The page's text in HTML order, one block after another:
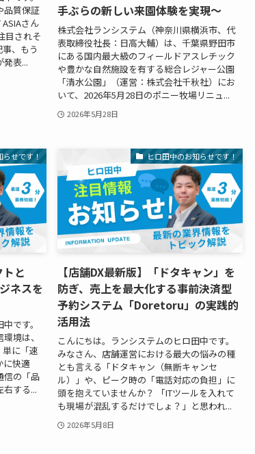
品質保証
さん
目されそ
、もう
発表...
手ぶらの新しい来園体験を実現～
株式会社ランシステム（神奈川県横浜市、代
表取締役社長：日高大輔）は、千葉県野田市
にある国内最大級のフィールドアスレチック
や豊かな自然施設を有する総合レジャー公園
「清水公園」（運営：株式会社千秋社）にお
いて、2026年5月28日のポニー牧場リニュ...
2026年5月28日
らせです！
トと
ネスを
です。
境は、
に「速
に快適
信の「品
する...
ヒロ田中のお知らせです！
【店舗DX最新版】「ドタキャン」を
防ぎ、売上を最大化する事前決済型
予約システム「Doretoru」の実践的
活用法
こんにちは。ランシステムのヒロ田中です。
みなさん、店舗運営における最大の悩みの種
とも言える「ドタキャン（無断キャンセ
ル）」や、ピーク時の「電話対応の負担」に
頭を抱えていませんか？ 「ITツールを入れて
も現場が混乱するだけでしょ？」と思われ...
2026年5月8日